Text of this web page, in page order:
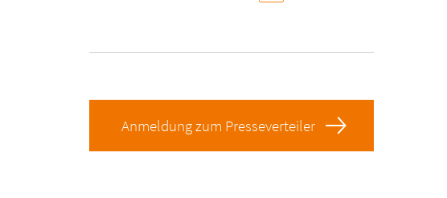
Anmeldung zum Presseverteiler